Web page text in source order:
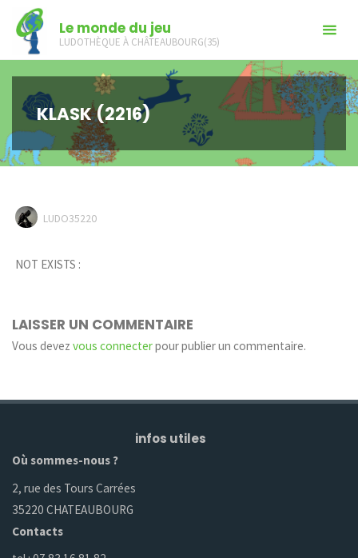
content
Le monde du jeu
LUDOTHÈQUE À CHÂTEAUBOURG(35)
KLASK (2216)
LUDO35220
NOT EXISTS :
LAISSER UN COMMENTAIRE
Vous devezvous connecterpour publier un commentaire.
infos utiles
Où sommes-nous ?
2, rue des Tours Carrées
35220 CHATEAUBOURG
Contacts